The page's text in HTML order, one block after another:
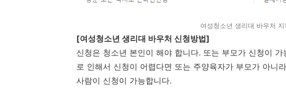
여성청소년 생리대 바우처 지
[여성청소년 생리대 바우처 신청방법]
신청은 청소년 본인이 해야 합니다. 또는 부모가 신청이
로 인해서 신청이 어렵다면 또는 주양육자가 부모가 아니
사람이 신청이 가능합니다.